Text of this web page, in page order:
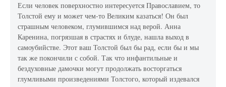
Если человек поверхностно интересуется Православием, то
Толстой ему и может чем-то Великим казаться! Он был
страшным человеком, глумившимся над верой. Анна
Каренина, погрязшая в страстях и блуде, нашла выход в
самоубийстве. Этот ваш Толстой был бы рад, если бы и мы
так же покончили с собой. Так что инфантильные и
бездуховные дамочки могут продолжать восторгаться
глумливыми произведениями Толстого, который издевался